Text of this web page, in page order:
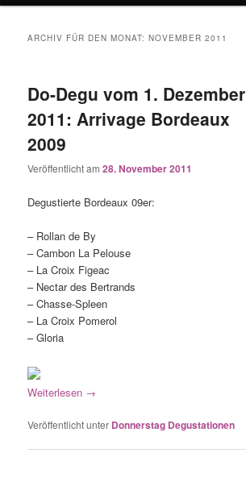
ARCHIV FÜR DEN MONAT:NOVEMBER 2011
Do-Degu vom 1. Dezember
2011: Arrivage Bordeaux
2009
Veröffentlicht am28. November 2011
Degustierte Bordeaux 09er:
– Rollan de By
– Cambon La Pelouse
– La Croix Figeac
– Nectar des Bertrands
– Chasse-Spleen
– La Croix Pomerol
– Gloria
Weiterlesen →
Veröffentlicht unter Donnerstag Degustationen